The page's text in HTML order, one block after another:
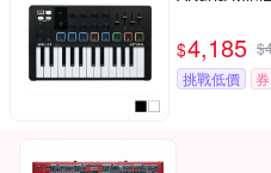
$4,185 $
挑戰低價
券